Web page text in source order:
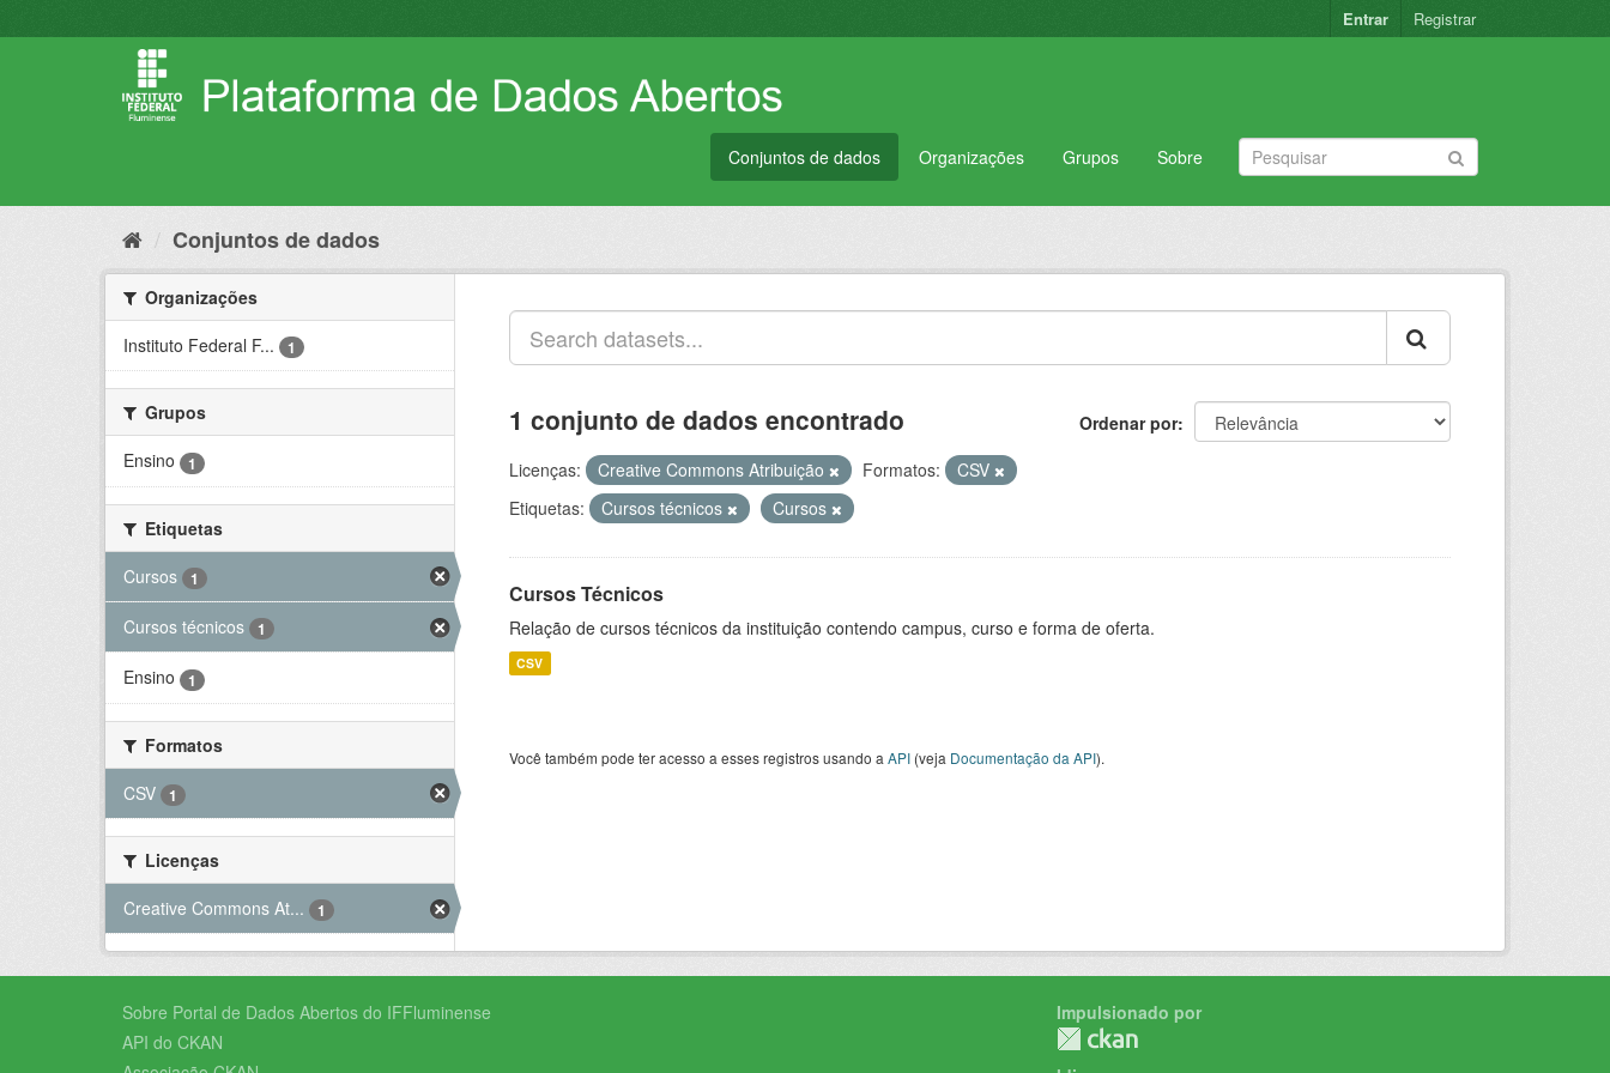
para
Entrar Registrar
Conjuntos de dados Organizações Grupos Sobre
Conjuntos de dados
Organizações
Instituto Federal F...
1
Grupos
Ensino
1
Etiquetas
Cursos
1
Cursos técnicos 1
Ensino 1
Formatos
CSV
1
Licenças
Creative Commons At...
1
Ordenar por
1 conjunto de dados encontrado
Licenças: Creative Commons Atribuição Formatos:
CSV
Etiquetas:
Cursos técnicos Cursos
Cursos Técnicos
Relação de cursos técnicos da instituição contendo campus, curso e forma de oferta.
CSV
Você também pode ter acesso a esses registros usando a API (veja Documentação da API).
Sobre Portal de Dados Abertos do IFFluminense
API do CKAN
Impulsionado por